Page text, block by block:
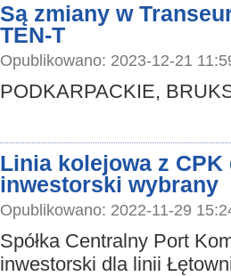
Są zmiany w
TEN-T
Opublikowano: 2023-12-21
PODKARPACKIE,
Linia kolejowa z
inwestorski wybrany
Opublikowano: 2022-11-29
Spółka Centralny Port
inwestorski dla linii